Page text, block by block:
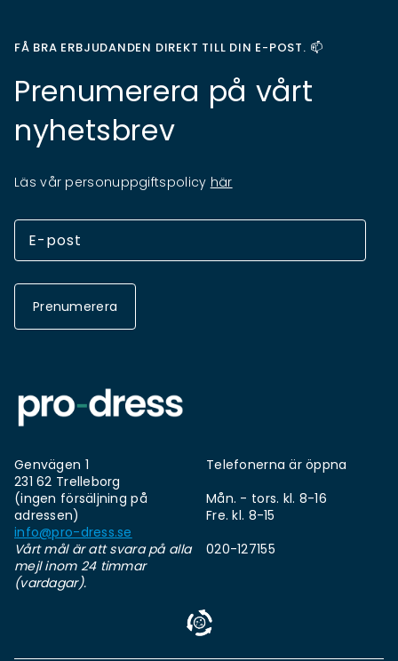
FÅ BRA ERBJUDANDEN DIREKT TILL DIN E-POST. 📫
Prenumerera på vårt
nyhetsbrev
Läs vår personuppgiftspolicy här
Prenumerera
Genvägen 1
231 62 Trelleborg
(ingen försäljning på
adressen)
info@pro-dress.se
Vårt mål är att svara på alla
mejl inom 24 timmar
(vardagar).
Telefonerna är öppna
Mån. - tors. kl. 8-16
Fre. kl. 8-15
020-127155